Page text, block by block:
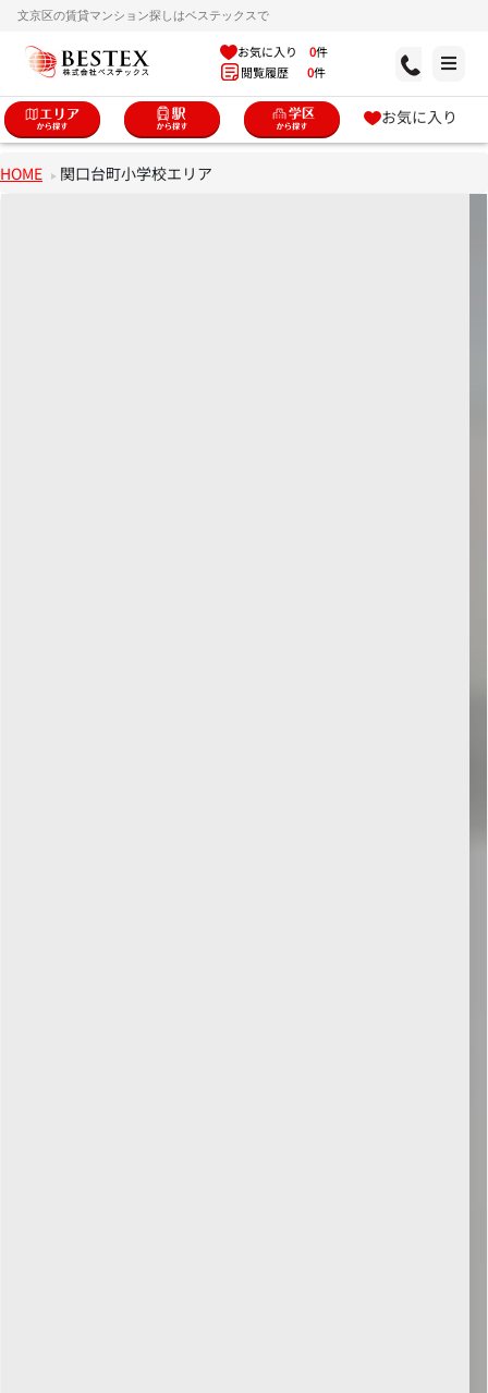
文京区の賃貸マンション探しはベステックスで
お気に入り 0件
閲覧履歴 0件
お気に入り
HOME 関口台町小学校エリア